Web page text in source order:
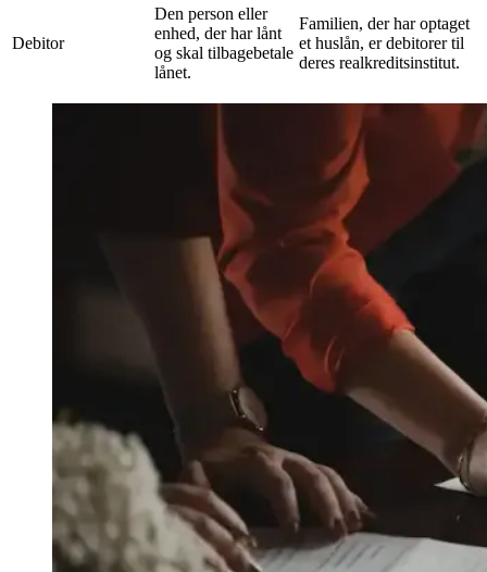
Debitor
Den person eller
enhed, der har lånt
og skal tilbagebetale
lånet.
Familien, der har optaget
et huslån, er debitorer til
deres realkreditsinstitut.